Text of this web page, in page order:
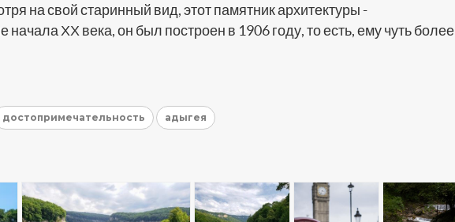
на свой старинный вид, этот памятник архитектуры -
ХХ века, он был построен в 1906 году, то есть, ему чуть более
достопримечательность адыгея